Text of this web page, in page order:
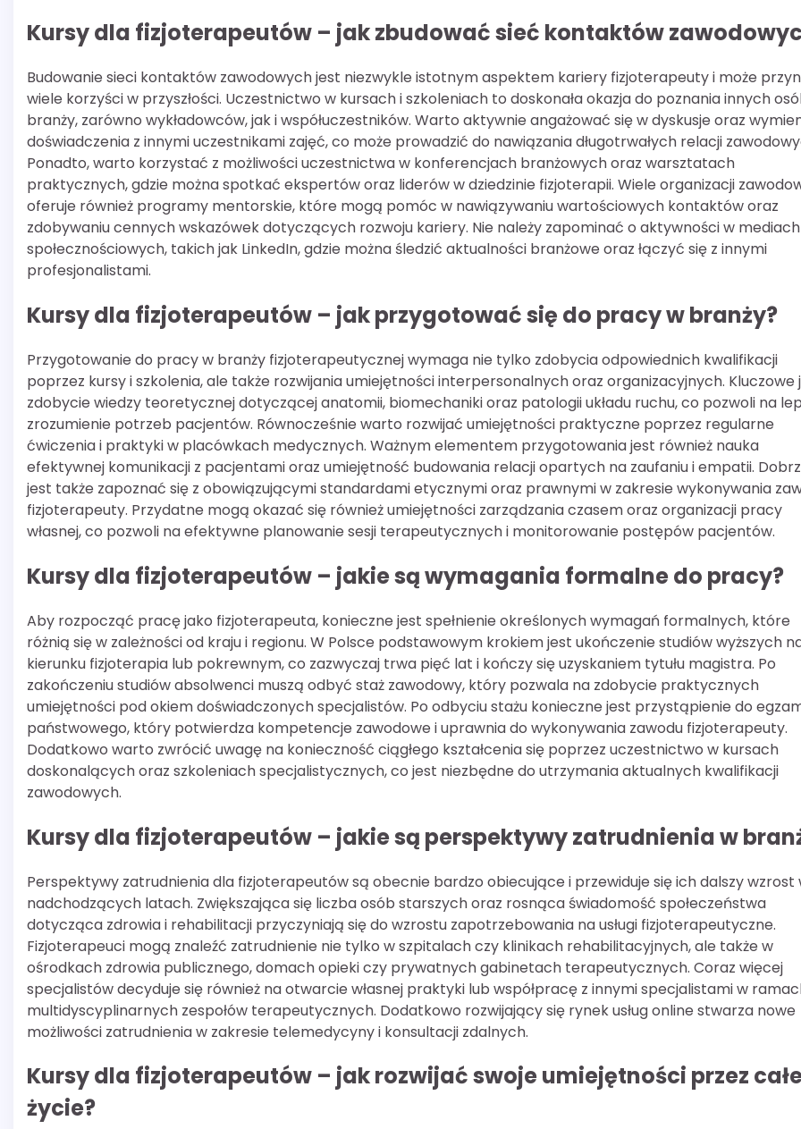
Kursy dla fizjoterapeutów – jak zbudować sieć kontaktów
Budowanie sieci kontaktów zawodowych jest niezwykle istotnym aspektem kariery fizjoterapeuty i może
wiele korzyści w przyszłości. Uczestnictwo w kursach i szkoleniach to doskonała okazja do poznania innych
branży, zarówno wykładowców, jak i współuczestników. Warto aktywnie angażować się w dyskusje oraz
doświadczenia z innymi uczestnikami zajęć, co może prowadzić do nawiązania długotrwałych relacji
Ponadto, warto korzystać z możliwości uczestnictwa w konferencjach branżowych oraz warsztatach
praktycznych, gdzie można spotkać ekspertów oraz liderów w dziedzinie fizjoterapii. Wiele organizacji
oferuje również programy mentorskie, które mogą pomóc w nawiązywaniu wartościowych kontaktów oraz
zdobywaniu cennych wskazówek dotyczących rozwoju kariery. Nie należy zapominać o aktywności w mediach
społecznościowych, takich jak LinkedIn, gdzie można śledzić aktualności branżowe oraz łączyć się z innymi
profesjonalistami.
Kursy dla fizjoterapeutów – jak przygotować się do pracy w branży?
Przygotowanie do pracy w branży fizjoterapeutycznej wymaga nie tylko zdobycia odpowiednich kwalifikacji
poprzez kursy i szkolenia, ale także rozwijania umiejętności interpersonalnych oraz organizacyjnych. Kluczowe
zdobycie wiedzy teoretycznej dotyczącej anatomii, biomechaniki oraz patologii układu ruchu, co pozwoli na
zrozumienie potrzeb pacjentów. Równocześnie warto rozwijać umiejętności praktyczne poprzez regularne
ćwiczenia i praktyki w placówkach medycznych. Ważnym elementem przygotowania jest również nauka
efektywnej komunikacji z pacjentami oraz umiejętność budowania relacji opartych na zaufaniu i empatii.
jest także zapoznać się z obowiązującymi standardami etycznymi oraz prawnymi w zakresie wykonywania
fizjoterapeuty. Przydatne mogą okazać się również umiejętności zarządzania czasem oraz organizacji pracy
własnej, co pozwoli na efektywne planowanie sesji terapeutycznych i monitorowanie postępów pacjentów.
Kursy dla fizjoterapeutów – jakie są wymagania formalne do pracy?
Aby rozpocząć pracę jako fizjoterapeuta, konieczne jest spełnienie określonych wymagań formalnych, które
różnią się w zależności od kraju i regionu. W Polsce podstawowym krokiem jest ukończenie studiów wyższych
kierunku fizjoterapia lub pokrewnym, co zazwyczaj trwa pięć lat i kończy się uzyskaniem tytułu magistra. Po
zakończeniu studiów absolwenci muszą odbyć staż zawodowy, który pozwala na zdobycie praktycznych
umiejętności pod okiem doświadczonych specjalistów. Po odbyciu stażu konieczne jest przystąpienie do
państwowego, który potwierdza kompetencje zawodowe i uprawnia do wykonywania zawodu fizjoterapeuty.
Dodatkowo warto zwrócić uwagę na konieczność ciągłego kształcenia się poprzez uczestnictwo w kursach
doskonalących oraz szkoleniach specjalistycznych, co jest niezbędne do utrzymania aktualnych kwalifikacji
zawodowych.
Kursy dla fizjoterapeutów – jakie są perspektywy zatrudnienia w
Perspektywy zatrudnienia dla fizjoterapeutów są obecnie bardzo obiecujące i przewiduje się ich dalszy wzrost
nadchodzących latach. Zwiększająca się liczba osób starszych oraz rosnąca świadomość społeczeństwa
dotycząca zdrowia i rehabilitacji przyczyniają się do wzrostu zapotrzebowania na usługi fizjoterapeutyczne.
Fizjoterapeuci mogą znaleźć zatrudnienie nie tylko w szpitalach czy klinikach rehabilitacyjnych, ale także w
ośrodkach zdrowia publicznego, domach opieki czy prywatnych gabinetach terapeutycznych. Coraz więcej
specjalistów decyduje się również na otwarcie własnej praktyki lub współpracę z innymi specjalistami w
multidyscyplinarnych zespołów terapeutycznych. Dodatkowo rozwijający się rynek usług online stwarza nowe
możliwości zatrudnienia w zakresie telemedycyny i konsultacji zdalnych.
Kursy dla fizjoterapeutów – jak rozwijać swoje umiejętności przez
życie?